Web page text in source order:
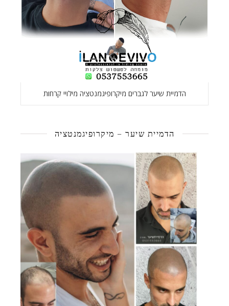
הדמיית שיער לגברים מיקרופיגמנטציה מילויי קרחות
הדמיית שיער – מיקרופיגמנטציה